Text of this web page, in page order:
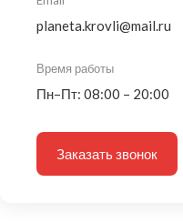
planeta.krovli@mail.ru
Время работы
Пн–Пт: 08:00 – 20:00
Заказать звонок